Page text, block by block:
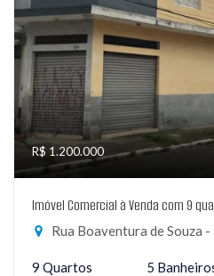
R$ 1.200.000
Imóvel Comercial à Venda com 9
Rua Boaventura de Souza -
9 Quartos 5